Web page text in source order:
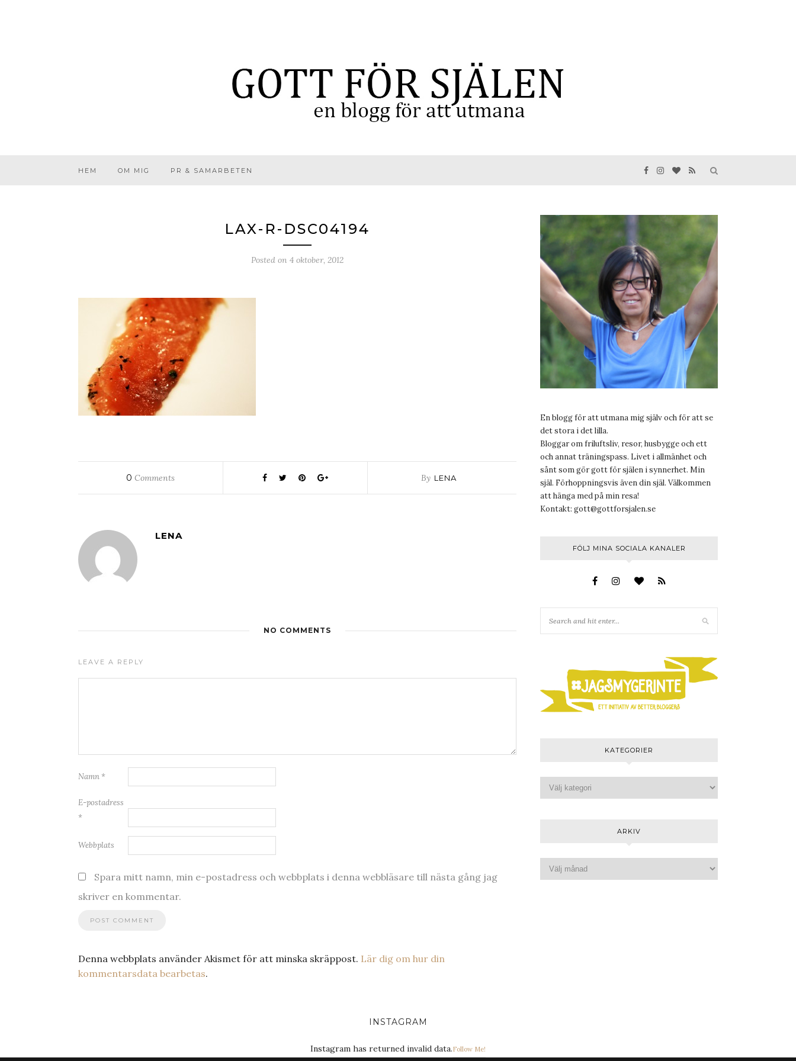
HEM OM MIG PR & SAMARBETEN
LAX-R-DSC04194
Posted on 4 oktober, 2012
0 Comments By LENA
LENA
NO COMMENTS
LEAVE A REPLY
Namn *
E-postadress
*
Webbplats
Spara mitt namn, min e-postadress och webbplats i denna webbläsare till nästa gång jag
skriver en kommentar.
Denna webbplats använder Akismet för att minska skräppost. Lär dig om hur din
kommentarsdata bearbetas.
En blogg för att utmana mig själv och för att se
det stora i det lilla.
Bloggar om friluftsliv, resor, husbygge och ett
och annat träningspass. Livet i allmänhet och
sånt som gör gott för själen i synnerhet. Min
själ. Förhoppningsvis även din själ. Välkommen
att hänga med på min resa!
Kontakt: gott@gottforsjalen.se
FÖLJ MINA SOCIALA KANALER
KATEGORIER
ARKIV
INSTAGRAM
Instagram has returned invalid data.Follow Me!